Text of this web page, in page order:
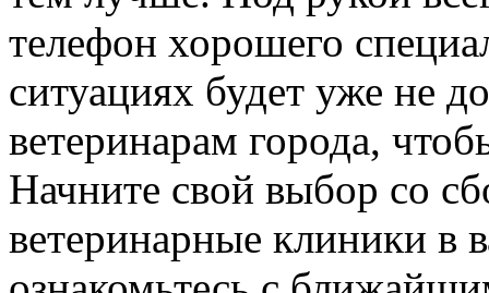
телефон хорошего
ситуациях будет уже не
ветеринарам города,
Начните свой выбор со
ветеринарные клиники в